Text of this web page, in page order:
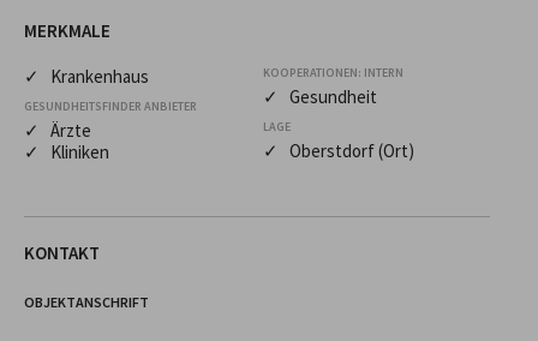
MERKMALE
✓ Krankenhaus
GESUNDHEITSFINDER ANBIETER
✓ Ärzte
✓ Kliniken
KOOPERATIONEN: INTERN
✓ Gesundheit
LAGE
✓ Oberstdorf (Ort)
KONTAKT
OBJEKTANSCHRIFT